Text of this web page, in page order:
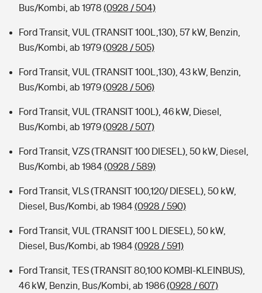
Bus/Kombi, ab 1978 (0928 / 504)
Ford Transit, VUL (TRANSIT 100L,130), 57 kW, Benzin,
Bus/Kombi, ab 1979(0928 / 505)
Ford Transit, VUL (TRANSIT 100L,130), 43 kW, Benzin,
Bus/Kombi, ab 1979(0928 / 506)
Ford Transit, VUL (TRANSIT 100L), 46 kW, Diesel,
Bus/Kombi, ab 1979(0928 / 507)
Ford Transit, VZS (TRANSIT 100 DIESEL), 50 kW, Diesel,
Bus/Kombi, ab 1984(0928 / 589)
Ford Transit, VLS (TRANSIT 100,120/ DIESEL), 50 kW,
Diesel, Bus/Kombi, ab 1984(0928 / 590)
Ford Transit, VUL (TRANSIT 100 L DIESEL), 50 kW,
Diesel, Bus/Kombi, ab 1984(0928 / 591)
Ford Transit, TES (TRANSIT 80,100 KOMBI-KLEINBUS),
46 kW, Benzin, Bus/Kombi, ab 1986(0928 / 607)